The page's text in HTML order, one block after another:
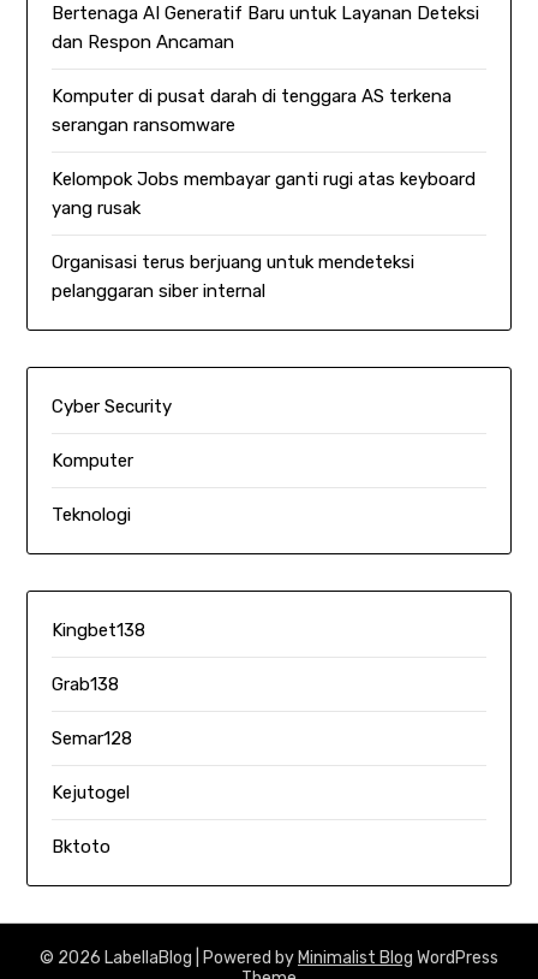
Bertenaga AI Generatif Baru untuk Layanan Deteksi
dan Respon Ancaman
Komputer di pusat darah di tenggara AS terkena
serangan ransomware
Kelompok Jobs membayar ganti rugi atas keyboard
yang rusak
Organisasi terus berjuang untuk mendeteksi
pelanggaran siber internal
Cyber Security
Komputer
Teknologi
Kingbet138
Grab138
Semar128
Kejutogel
Bktoto
© 2026 LabellaBlog | Powered by Minimalist Blog WordPress